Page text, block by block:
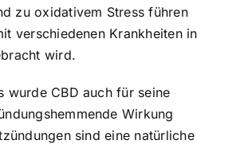
zu oxidativem Stress führen
verschiedenen Krankheiten in
wird.
wurde CBD auch für seine
Wirkung
sind eine natürliche